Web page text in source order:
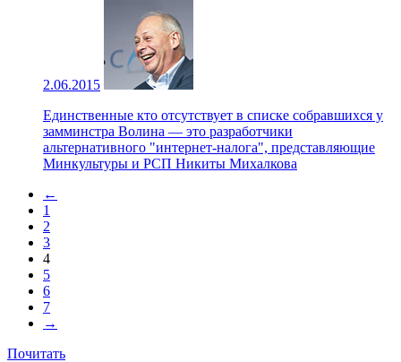
2.06.2015
Единственные кто отсутствует в списке собравшихся у
замминстра Волина — это разработчики
альтернативного "интернет-налога", представляющие
Минкультуры и РСП Никиты Михалкова
←
1
2
3
4
5
6
7
→
Почитать